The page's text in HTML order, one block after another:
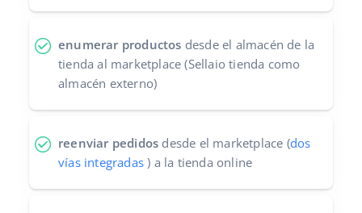
enumerar productos desde el almacén de la
tienda al marketplace (Sellaio tienda como
almacén externo)
reenviar pedidos desde el marketplace (dos
vías integradas ) a la tienda online